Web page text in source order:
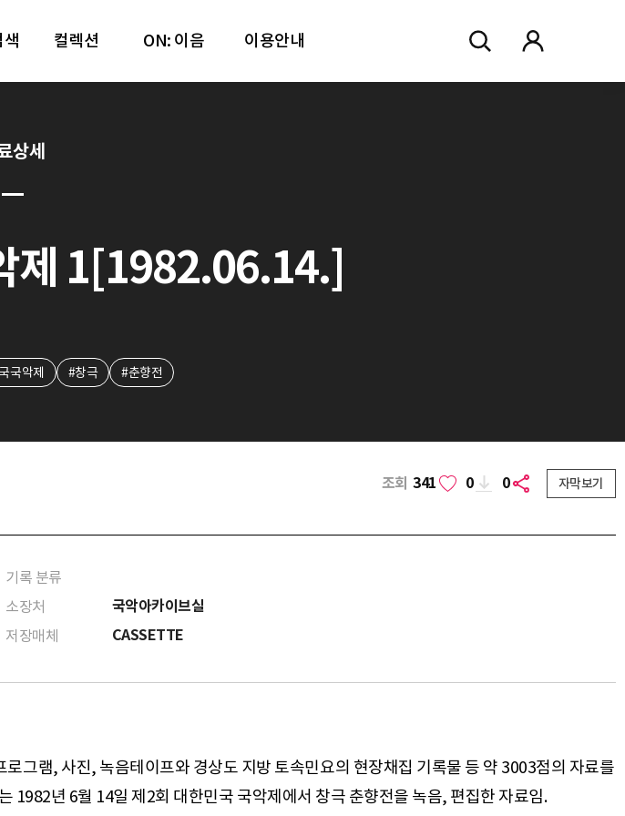
색 컬렉션 ON: 이음 이용안내
상세
제 1[1982.06.14.]
국악제 #창극 #춘향전
조회 341 0 0 자막보기
기록 분류
소장처 국악아카이브실
저장매체 CASSETTE
그램, 사진, 녹음테이프와 경상도 지방 토속민요의 현장채집 기록물 등 약 3003점의 자료를
1982년 6월 14일 제2회 대한민국 국악제에서 창극 춘향전을 녹음, 편집한 자료임.